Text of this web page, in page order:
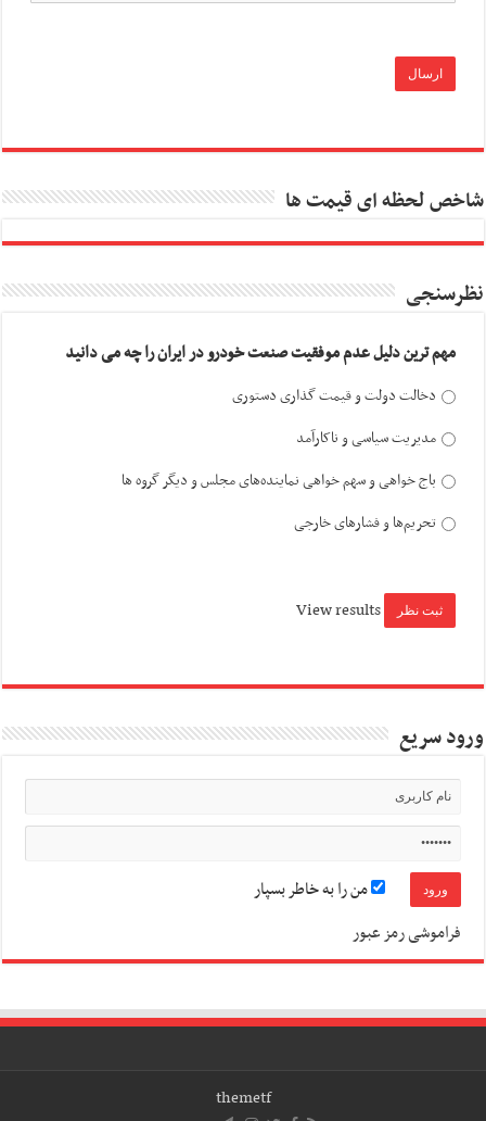
شاخص لحظه ای قیمت ها
نظرسنجی
مهم ترین دلیل عدم موفقیت صنعت خودرو در ایران را چه می دانید
دخالت دولت و قیمت گذاری دستوری
مدیریت سیاسی و ناکارآمد
باج خواهی و سهم خواهی نماینده‌های مجلس و دیگر گروه ها
تحریم‌ها و فشارهای خارجی
View results
ورود سریع
من را به خاطر بسپار
فراموشی رمز عبور
themetf